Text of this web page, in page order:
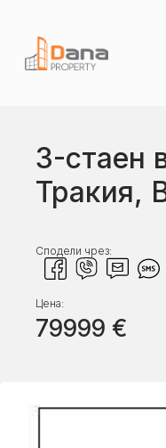
3-стаен
Тракия,
Сподели чрез:
Цена:
79999 €